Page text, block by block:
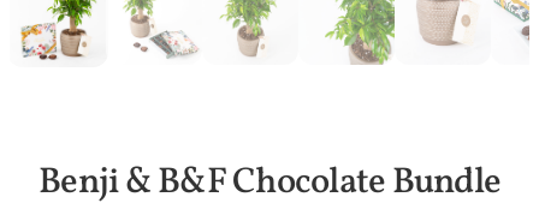
Benji & B&F Chocolate Bundle